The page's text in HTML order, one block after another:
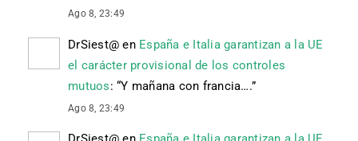
Ago 8, 23:49
DrSiest@ en España e Italia garantizan a la UE
el carácter provisional de los controles
mutuos: “Y mañana con francia….”
Ago 8, 23:49